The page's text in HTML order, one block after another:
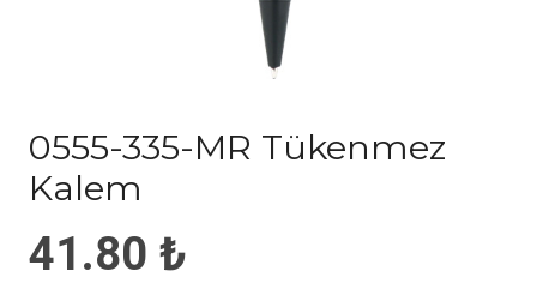
0555-335-MR Tükenmez
Kalem
41.80 ₺